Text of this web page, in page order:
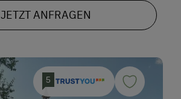
JETZT ANFRAGEN
5